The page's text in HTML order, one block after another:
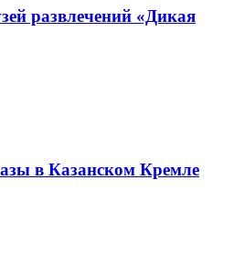
развлечений «Дикая
в Казанском Кремле